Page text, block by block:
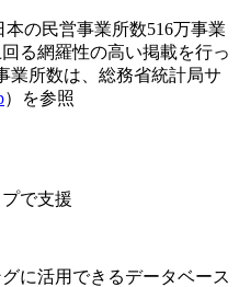
の民営事業所数516万事業
る網羅性の高い掲載を行っ
業所数は、総務省統計局サ
）を参照
で支援
に活用できるデータベース